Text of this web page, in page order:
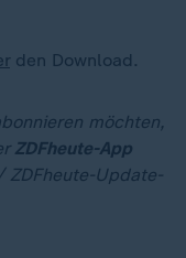
den Download.
möchten,
ZDFheute-App
Update-